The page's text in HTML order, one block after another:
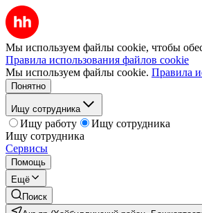
Мы используем файлы cookie, чтобы
Правила использования файлов cookie
Мы используем файлы cookie. Правила
Понятно
Ищу сотрудника
Ищу работу
Ищу сотрудника
Ищу сотрудника
Сервисы
Помощь
Ещё
Поиск